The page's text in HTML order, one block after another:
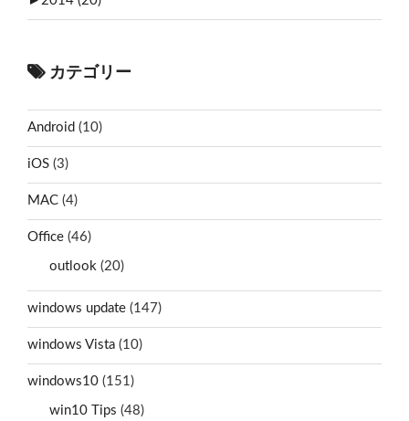
カテゴリー
Android (10)
iOS (3)
MAC (4)
Office (46)
outlook (20)
windows update (147)
windows Vista (10)
windows10 (151)
win10 Tips (48)